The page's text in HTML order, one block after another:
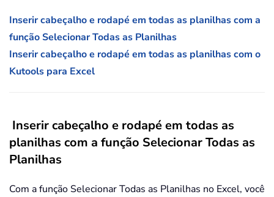
Inserir cabeçalho e rodapé em todas as planilhas com a
função Selecionar Todas as Planilhas
Inserir cabeçalho e rodapé em todas as planilhas com o
Kutools para Excel
Inserir cabeçalho e rodapé em todas as
planilhas com a função Selecionar Todas as
Planilhas
Com a função Selecionar Todas as Planilhas no Excel, você